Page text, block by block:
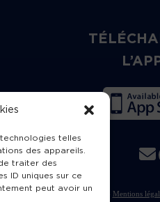
telles
des appareils.
traiter des
ID uniques sur ce
peut avoir un
Charte de publication Mentions